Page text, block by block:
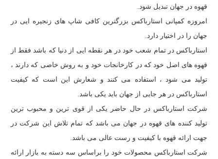
قهوه در جهان تبدیل شود.
امروزه کمپانی استارباکس بزرگترین کافی شاپ های زنجیره ایی در
جهان را در اختیار دارد.
استارباکس در تمام شعب خود در هر نقطه ایی از دنیا که باشد فقط از
قهوه های اصل خود که در کارخانجات خود و به روش خاصی که دارند ،
تولید می شود ، استفاده می کنند و شعارش این است که کیفیت
استارباکس در هر جایی از جهان باید یکی باشد.
شرکت استارباکس در حال حاضر یکی از قوی ترین و محبوب ترین
تولید کننده های قهوه در جهان می باشد که تمام تلاش این شرکت در
جهت ارائه قهوه با کیفیت و رست عالی می باشد.
شرکت استارباکس محصولات خود را براساس سه دسته به بازار ارائه